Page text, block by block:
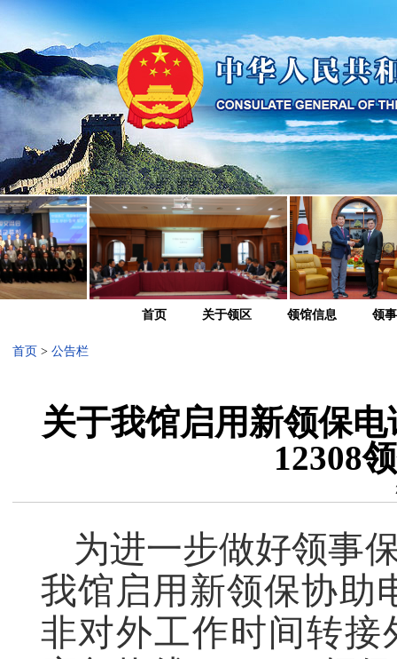
首页 关于领区 领馆信息 领
首页 > 公告栏
关于我馆启用新领保
12308
为进一步做好领事
我馆启用新领保协助
非对外工作时间转